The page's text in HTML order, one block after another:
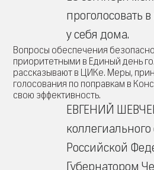
проголосовать
у себя дома.
Вопросы обеспечения
приоритетными в Единый день
рассказывают в ЦИКе. Меры,
голосования по поправкам в
свою эффективность.
ЕВГЕНИЙ
Российской
Губернатором